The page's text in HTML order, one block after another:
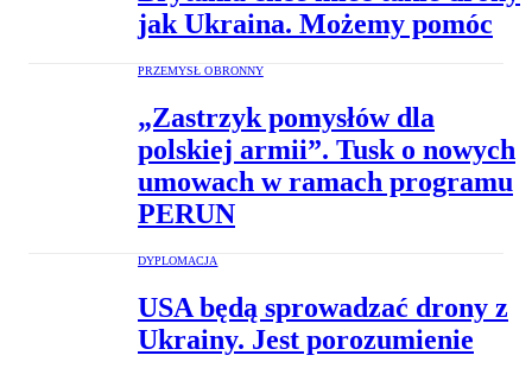
jak Ukraina. Możemy pomóc
PRZEMYSŁ OBRONNY
„Zastrzyk pomysłów dla
polskiej armii”. Tusk o nowych
umowach w ramach programu
PERUN
DYPLOMACJA
USA będą sprowadzać drony z
Ukrainy. Jest porozumienie